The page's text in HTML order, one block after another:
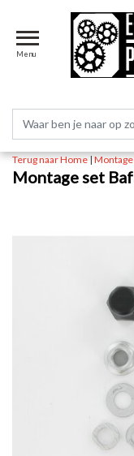
Menu
Terug naar Home|
Montage set